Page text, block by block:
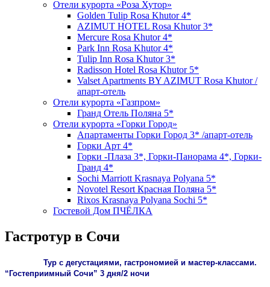
Отели курорта «Роза Хутор»
Golden Tulip Rosa Khutor 4*
AZIMUT HOTEL Rosa Khutor 3*
Mercure Rosa Khutor 4*
Park Inn Rosa Khutor 4*
Tulip Inn Rosa Khutor 3*
Radisson Hotel Rosa Khutor 5*
Valset Apartments BY AZIMUT Rosa Khutor /
апарт-отель
Отели курорта «Газпром»
Гранд Отель Поляна 5*
Отели курорта «Горки Город»
Апартаменты Горки Город 3* /апарт-отель
Горки Арт 4*
Горки -Плаза 3*, Горки-Панорама 4*, Горки-
Гранд 4*
Sochi Marriott Krasnaya Polyana 5*
Novotel Resort Красная Поляна 5*
Rixos Krasnaya Polyana Sochi 5*
Гостевой Дом ПЧЁЛКА
Гастротур в Сочи
Тур с дегустациями, гастрономией и мастер-классами.
“Гостеприимный Сочи” 3 дня/2 ночи